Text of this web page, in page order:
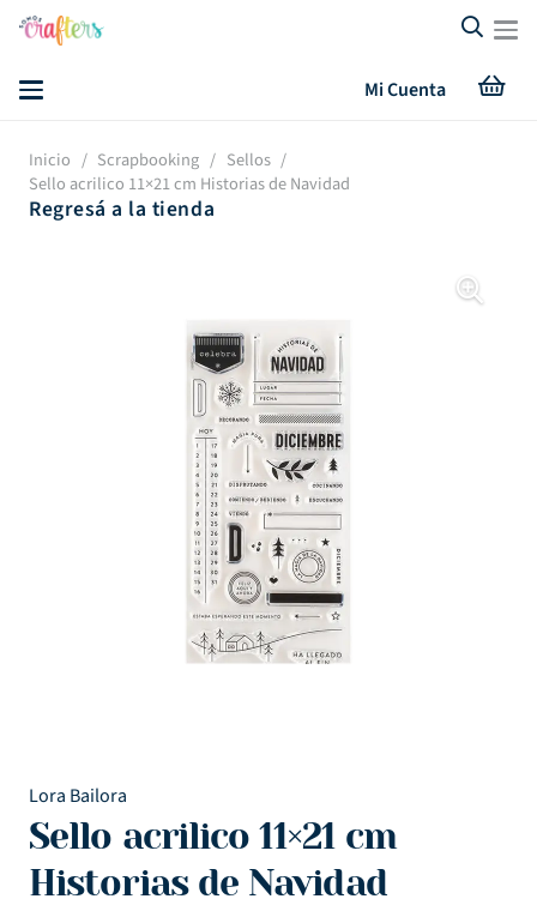
Mi Cuenta
Inicio / Scrapbooking / Sellos /
Sello acrilico 11×21 cm Historias de Navidad
Regresá a la tienda
Lora Bailora
Sello acrilico 11×21 cm
Historias de Navidad